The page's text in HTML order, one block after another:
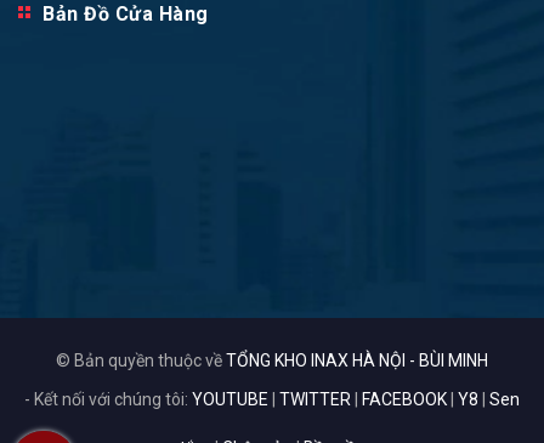
Bản Đồ Cửa Hàng
© Bản quyền thuộc vềTỔNG KHO INAX HÀ NỘI - BÙI MINH
- Kết nối với chúng tôi: YOUTUBE TWITTER FACEBOOK Y8 Sen